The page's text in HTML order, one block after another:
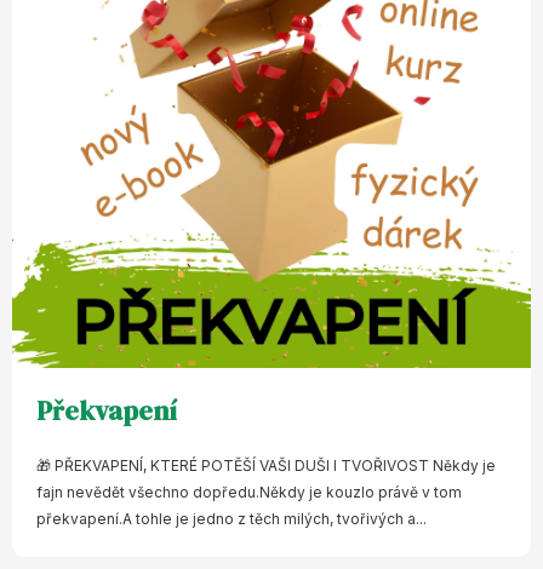
Překvapení
🎁 PŘEKVAPENÍ, KTERÉ POTĚŠÍ VAŠI DUŠI I TVOŘIVOST Někdy je
fajn nevědět všechno dopředu.Někdy je kouzlo právě v tom
překvapení.A tohle je jedno z těch milých, tvořivých a...